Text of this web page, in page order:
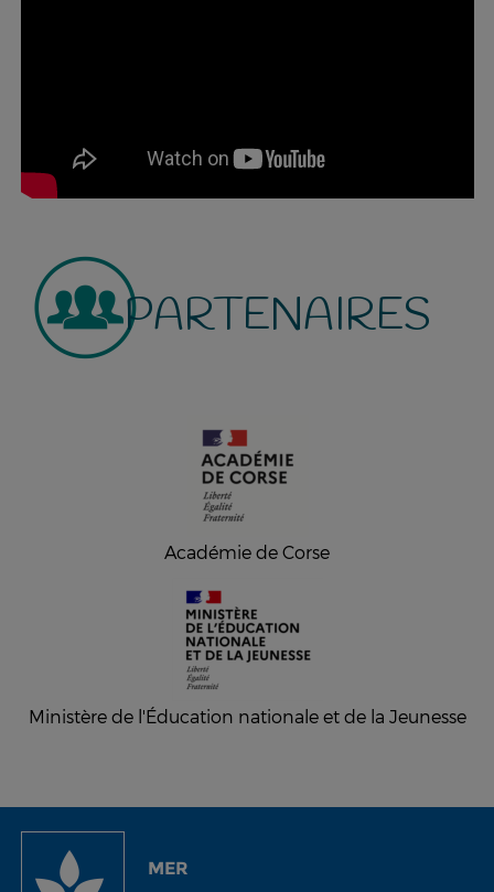
PARTENAIRES
Académie de Corse
Ministère de l'Éducation nationale et de la Jeunesse
MER